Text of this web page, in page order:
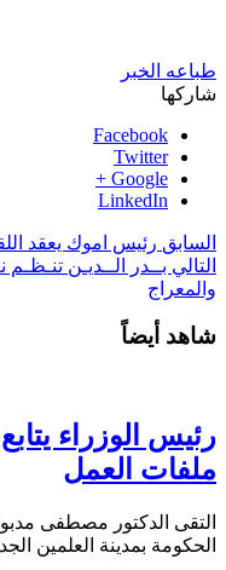
طباعه الخبر
شاركها
Facebook
Twitter
Google +
LinkedIn
السابق رئيس اموك يعقد
التالي بــدر الــديـن تنـظـم
والمعراج
شاهد أيضاً
رئيس الوزراء
ملفات العمل
التقى الدكتور مصطفى
الحكومة بمدينة العلمين